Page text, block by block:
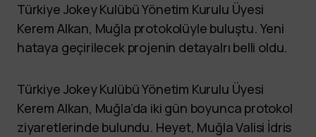
Türkiye Jokey Kulübü Yönetim Kurulu Üyesi
Kerem Alkan, Muğla protokolüyle buluştu. Yeni
hataya geçirilecek projenin detayalrı belli oldu.
Türkiye Jokey Kulübü Yönetim Kurulu Üyesi
Kerem Alkan, Muğla’da iki gün boyunca protokol
ziyaretlerinde bulundu. Heyet, Muğla Valisi İdris